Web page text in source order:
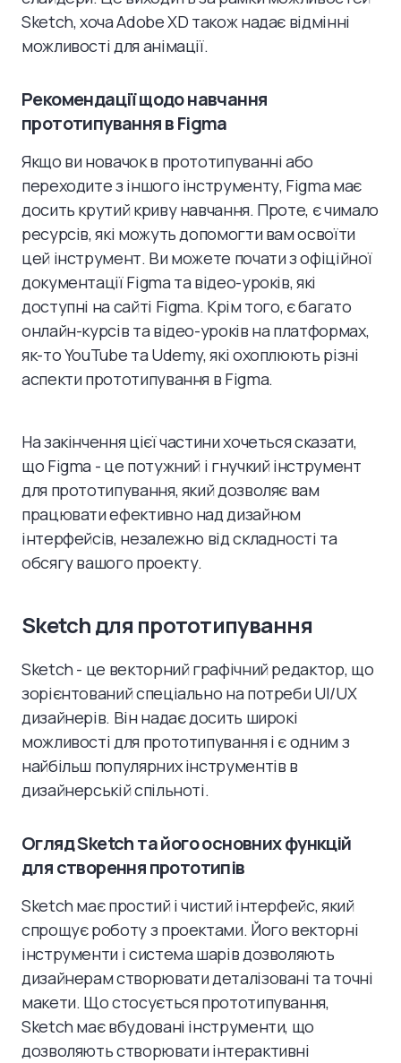
Sketch, хоча Adobe XD також надає відмінні
можливості для анімації.
Рекомендації щодо навчання
прототипування в Figma
Якщо ви новачок в прототипуванні або
переходите з іншого інструменту, Figma має
досить крутий криву навчання. Проте, є чимало
ресурсів, які можуть допомогти вам освоїти
цей інструмент. Ви можете почати з офіційної
документації Figma та відео-уроків, які
доступні на сайті Figma. Крім того, є багато
онлайн-курсів та відео-уроків на платформах,
як-то YouTube та Udemy, які охоплюють різні
аспекти прототипування в Figma.
На закінчення цієї частини хочеться сказати,
що Figma - це потужний і гнучкий інструмент
для прототипування, який дозволяє вам
працювати ефективно над дизайном
інтерфейсів, незалежно від складності та
обсягу вашого проекту.
Sketch для прототипування
Sketch - це векторний графічний редактор, що
зорієнтований спеціально на потреби UI/UX
дизайнерів. Він надає досить широкі
можливості для прототипування і є одним з
найбільш популярних інструментів в
дизайнерській спільноті.
Огляд Sketch та його основних функцій
для створення прототипів
Sketch має простий і чистий інтерфейс, який
спрощує роботу з проектами. Його векторні
інструменти і система шарів дозволяють
дизайнерам створювати деталізовані та точні
макети. Що стосується прототипування,
Sketch має вбудовані інструменти, що
дозволяють створювати інтерактивні